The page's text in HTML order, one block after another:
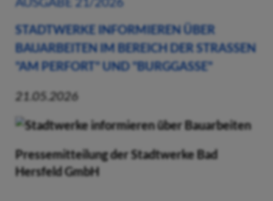
STADTWERKE INFORMIEREN ÜBER
BAUARBEITEN IM BEREICH DER STRASSEN "
AM PERFORT" UND "BURGGASSE"
21.05.2026
Pressemitteilung der Stadtwerke Bad
Hersfeld GmbH